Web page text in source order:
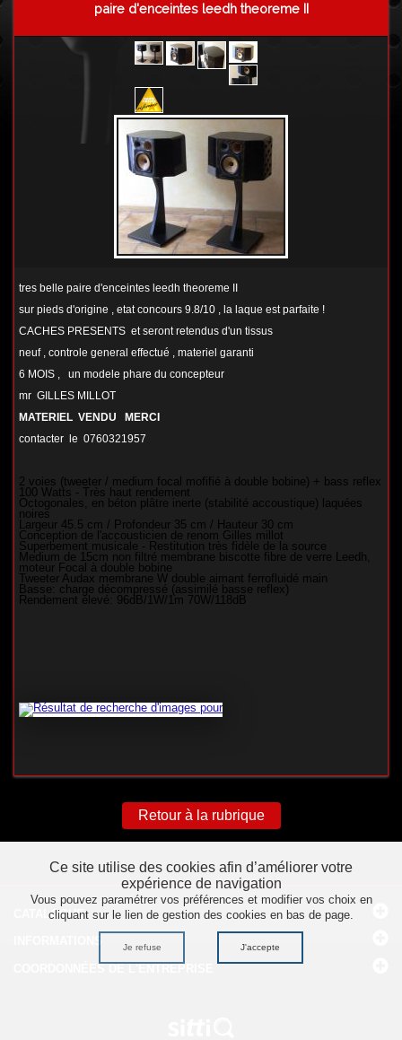
paire d'enceintes leedh theoreme II
tres belle paire d'enceintes leedh theoreme II
sur pieds d'origine , etat concours 9.8/10 , la laque est parfaite !
CACHES PRESENTS et seront retendus d'un tissus
neuf , controle general effectué , materiel garanti
6 MOIS , un modele phare du concepteur
mr GILLES MILLOT
MATERIEL VENDU MERCI
contacter le 0760321957
2 voies (tweeter / medium focal mofifié à double bobine) + bass reflex
100 Watts - Très haut rendement
Octogonales, en béton plâtre inerte (stabilité accoustique) laquées
noires
Largeur 45.5 cm / Profondeur 35 cm / Hauteur 30 cm
Conception de l'accousticien de renom Gilles millot
Superbement musicale - Restitution très fidèle de la source
Medium de 15cm non filtré membrane biscotte fibre de verre Leedh,
moteur Focal à double bobine
Tweeter Audax membrane W double aimant ferrofluidé main
Basse: charge décompressé (assimilé basse reflex)
Rendement élevé: 96dB/1W/1m 70W/118dB
Retour à la rubrique
CATALOGUE
Ce site utilise des cookies afin d’améliorer votre
expérience de navigation
Vous pouvez paramétrer vos préférences et modifier vos choix en
cliquant sur le lien de gestion des cookies en bas de page.
Je refuse J'accepte